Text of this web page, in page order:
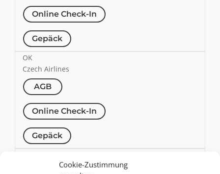
Cookie-Zustimmung
Online Check-In
Gepäck
OK
Czech Airlines
AGB
Online Check-In
Gepäck
Delta Air Lines